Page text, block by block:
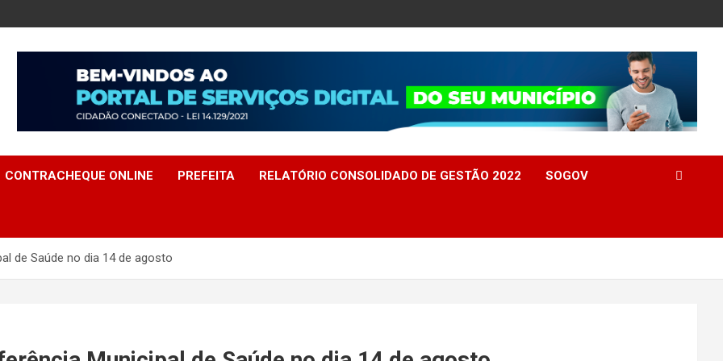
CONTRACHEQUE ONLINE PREFEITA RELATÓRIO CONSOLIDADO DE GESTÃO 2022 SOGOV
de Saúde no dia 14 de agosto